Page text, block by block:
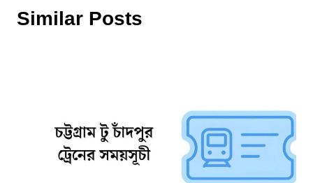
Similar Posts